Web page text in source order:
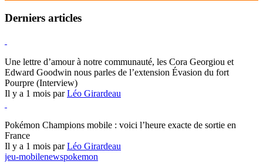
Derniers articles
Une lettre d’amour à notre communauté, les Cora Georgiou et
Edward Goodwin nous parles de l’extension Évasion du fort
Pourpre (Interview)
Il y a 1 mois parLéo Girardeau
Pokémon Champions mobile : voici l’heure exacte de sortie en
France
Il y a 1 mois parLéo Girardeau
jeu-mobilenewspokemon